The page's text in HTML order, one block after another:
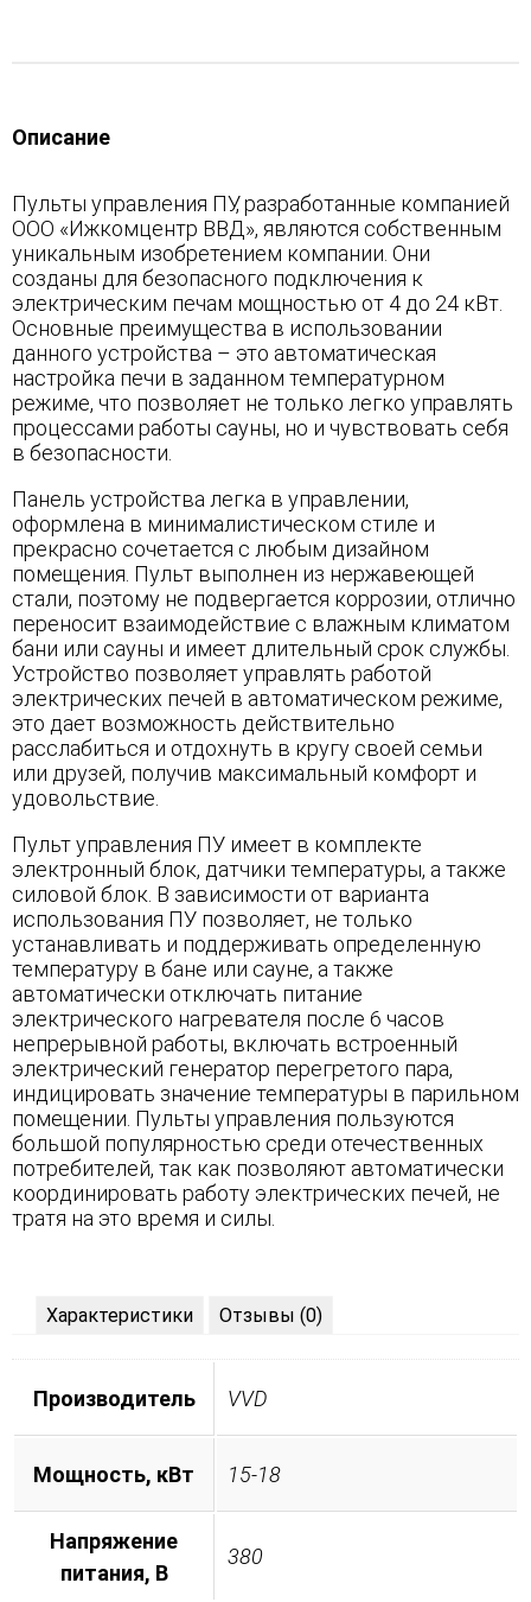
Описание
Пульты управления ПУ, разработанные компанией
ООО «Ижкомцентр ВВД», являются собственным
уникальным изобретением компании. Они
созданы для безопасного подключения к
электрическим печам мощностью от 4 до 24 кВт.
Основные преимущества в использовании
данного устройства – это автоматическая
настройка печи в заданном температурном
режиме, что позволяет не только легко управлять
процессами работы сауны, но и чувствовать себя
в безопасности.
Панель устройства легка в управлении,
оформлена в минималистическом стиле и
прекрасно сочетается с любым дизайном
помещения. Пульт выполнен из нержавеющей
стали, поэтому не подвергается коррозии, отлично
переносит взаимодействие с влажным климатом
бани или сауны и имеет длительный срок службы.
Устройство позволяет управлять работой
электрических печей в автоматическом режиме,
это дает возможность действительно
расслабиться и отдохнуть в кругу своей семьи
или друзей, получив максимальный комфорт и
удовольствие.
Пульт управления ПУ имеет в комплекте
электронный блок, датчики температуры, а также
силовой блок. В зависимости от варианта
использования ПУ позволяет, не только
устанавливать и поддерживать определенную
температуру в бане или сауне, а также
автоматически отключать питание
электрического нагревателя после 6 часов
непрерывной работы, включать встроенный
электрический генератор перегретого пара,
индицировать значение температуры в парильном
помещении. Пульты управления пользуются
большой популярностью среди отечественных
потребителей, так как позволяют автоматически
координировать работу электрических печей, не
тратя на это время и силы.
Характеристики Отзывы (0)
Производитель VVD
Мощность, кВт 15-18
Напряжение
питания, B
380